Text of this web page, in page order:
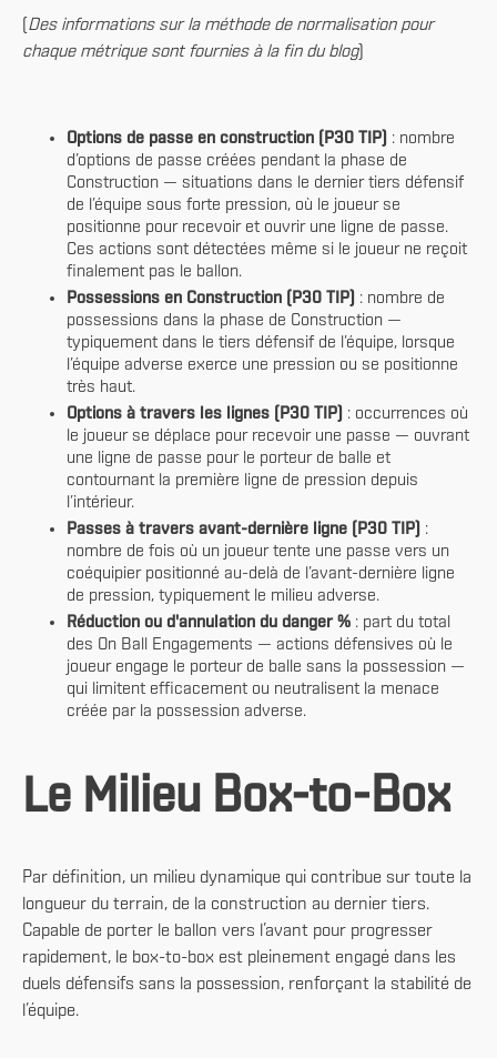
Des informations sur la méthode de normalisation pour
chaque métrique sont fournies à la fin du blog)
Options de passe en construction (P30 TIP)
: nombre
d’options de passe créées pendant la phase de
Construction — situations dans le dernier tiers défensif
de l’équipe sous forte pression, où le joueur se
positionne pour recevoir et ouvrir une ligne de passe.
Ces actions sont détectées même si le joueur ne reçoit
finalement pas le ballon.
Possessions en Construction (P30 TIP)
: nombre de
possessions dans la phase de Construction —
typiquement dans le tiers défensif de l’équipe, lorsque
l’équipe adverse exerce une pression ou se positionne
très haut.
Options à travers les lignes (P30 TIP)
: occurrences où
le joueur se déplace pour recevoir une passe — ouvrant
une ligne de passe pour le porteur de balle et
contournant la première ligne de pression depuis
l’intérieur.
Passes à travers avant-dernière ligne (P30 TIP)
:
nombre de fois où un joueur tente une passe vers un
coéquipier positionné au-delà de l’avant-dernière ligne
de pression, typiquement le milieu adverse.
Réduction ou d'annulation du danger % : part du total
des On Ball Engagements — actions défensives où le
joueur engage le porteur de balle sans la possession —
qui limitent efficacement ou neutralisent la menace
créée par la possession adverse.
Le Milieu Box-to-Box
Par définition, un milieu dynamique qui contribue sur toute la
longueur du terrain, de la construction au dernier tiers.
Capable de porter le ballon vers l’avant pour progresser
rapidement, le box-to-box est pleinement engagé dans les
duels défensifs sans la possession, renforçant la stabilité de
l’équipe.